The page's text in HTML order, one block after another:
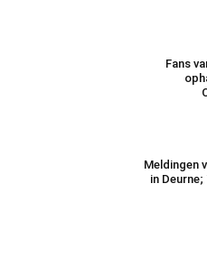
Fans
Meldingen
in